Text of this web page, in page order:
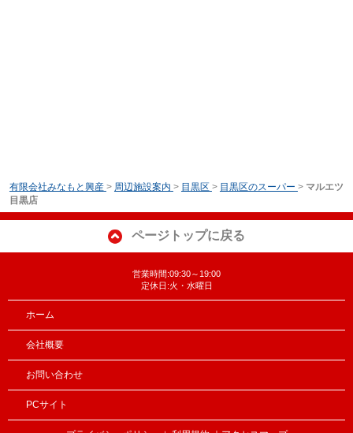
有限会社みなもと興産 > 周辺施設案内 > 目黒区 > 目黒区のスーパー > マルエツ
目黒店
ページトップに戻る
営業時間:09:30～19:00
定休日:火・水曜日
ホーム
会社概要
お問い合わせ
PCサイト